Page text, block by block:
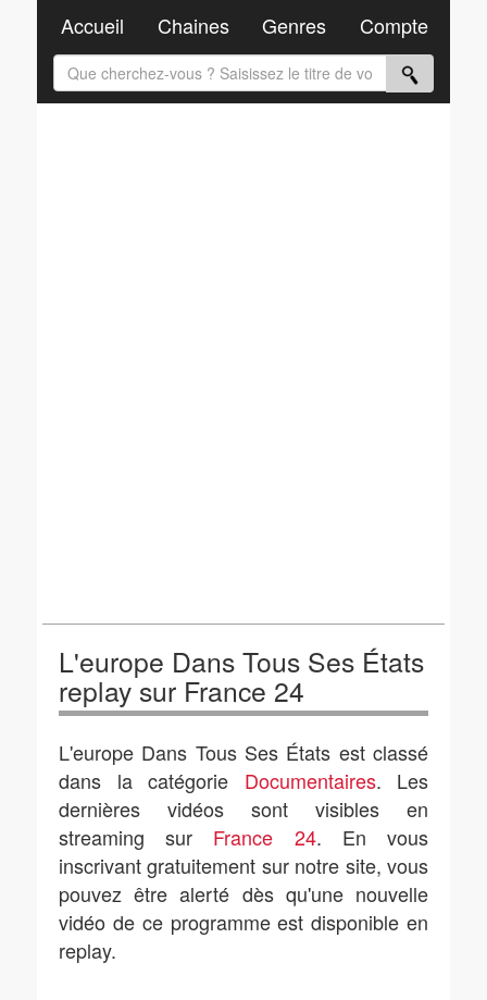
L'europe Dans Tous Ses États
replay sur France 24
L'europe Dans Tous Ses États est classé
dans la catégorie Documentaires. Les
dernières vidéos sont visibles en
streaming sur France 24. En vous
inscrivant gratuitement sur notre site, vous
pouvez être alerté dès qu'une nouvelle
vidéo de ce programme est disponible en
replay.
Accueil Chaines Genres Compte